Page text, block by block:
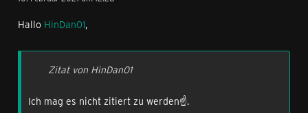
Hallo HinDan01,
Zitat von HinDan01
Ich mag es nicht zitiert zu werden☝.